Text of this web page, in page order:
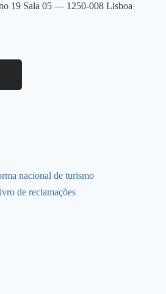
19 Sala 05 — 1250-008 Lisboa